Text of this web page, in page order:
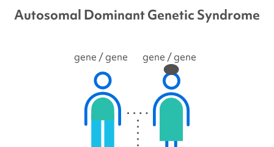
Autosomal Dominant Genetic Syndrome
gene / gene gene / gene